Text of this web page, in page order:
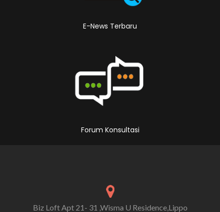
E-News Terbaru
Forum Konsultasi
Biz Loft Apt 21- 31 ,Wisma U Residence,Lippo